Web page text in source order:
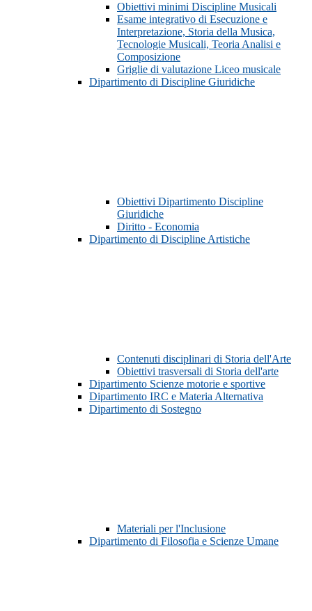
Obiettivi minimi Discipline Musicali
Esame integrativo di Esecuzione e
Interpretazione, Storia della Musica,
Tecnologie Musicali, Teoria Analisi e
Composizione
Griglie di valutazione Liceo musicale
Dipartimento di Discipline Giuridiche
Obiettivi Dipartimento Discipline
Giuridiche
Diritto - Economia
Dipartimento di Discipline Artistiche
Contenuti disciplinari di Storia dell'Arte
Obiettivi trasversali di Storia dell'arte
Dipartimento Scienze motorie e sportive
Dipartimento IRC e Materia Alternativa
Dipartimento di Sostegno
Materiali per l'Inclusione
Dipartimento di Filosofia e Scienze Umane